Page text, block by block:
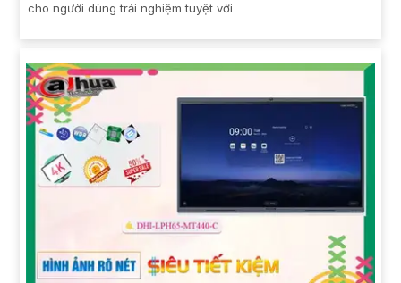
cho người dùng trải nghiệm tuyệt vời